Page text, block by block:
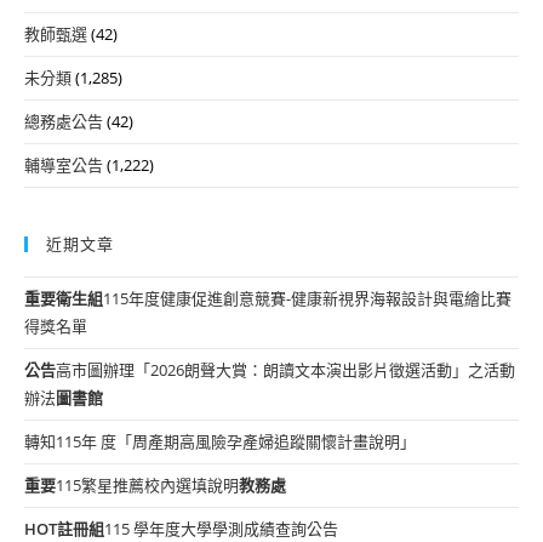
教師甄選(42)
未分類(1,285)
總務處公告(42)
輔導室公告(1,222)
近期文章
重要衛生組115年度健康促進創意競賽-健康新視界海報設計與電繪比賽
得獎名單
公告高市圖辦理「2026朗聲大賞：朗讀文本演出影片徵選活動」之活動
辦法圖書館
轉知115年 度「周產期高風險孕產婦追蹤關懷計畫說明」
重要115繁星推薦校內選填說明教務處
HOT註冊組115 學年度大學學測成績查詢公告